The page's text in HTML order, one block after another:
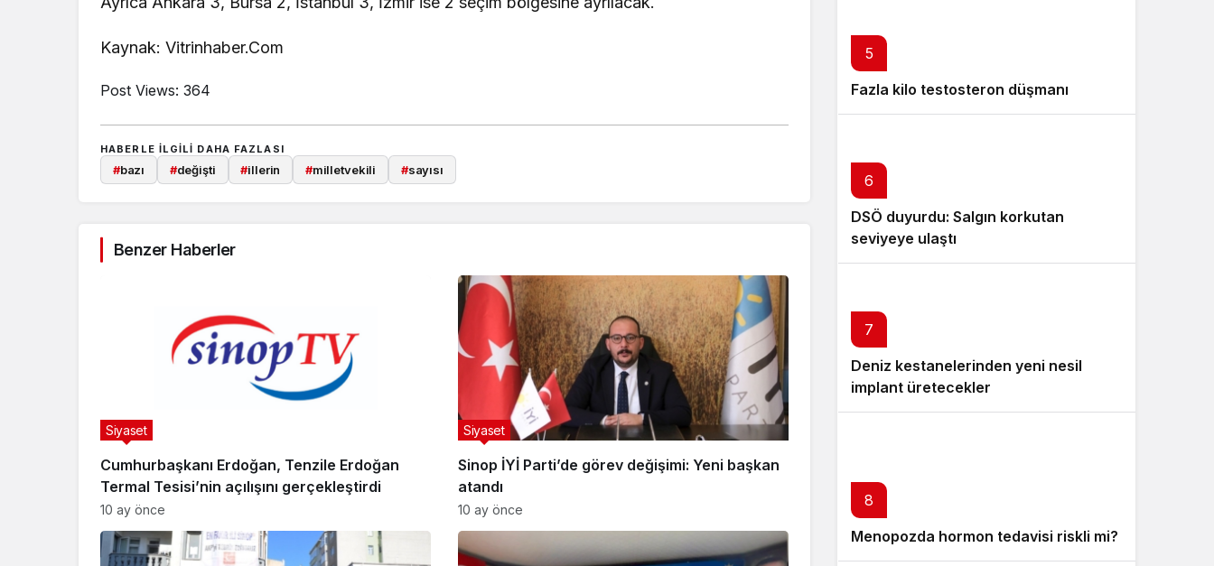
Kaynak: Vitrinhaber.Com
Post Views: 364
HABERLE ILGILI DAHA FAZLASI
#bazı #değişti #illerin #milletvekili #sayısı
Benzer Haberler
Cumhurbaşkanı Erdoğan, Tenzile Erdoğan
Termal Tesisi’nin açılışını gerçekleştirdi
Siyaset
10 ay önce
Sinop İYİ Parti’de görev değişimi: Yeni başkan
atandı
Siyaset
10 ay önce
5
Fazla kilo testosteron düşmanı
6
DSÖ duyurdu: Salgın korkutan
seviyeye ulaştı
7
Deniz kestanelerinden yeni nesil
implant üretecekler
8
Menopozda hormon tedavisi riskli mi?